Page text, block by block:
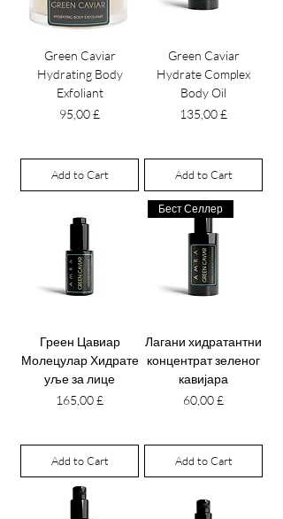
Green Caviar
Hydrating Body
Exfoliant
Price
95,00 £
Add to Cart
Green Caviar
Hydrate Complex
Body Oil
Price
135,00 £
Add to Cart
Греен Цавиар
Молецулар Хидрате
уље за лице
Price
165,00 £
Add to Cart
Бест Селлер
Лагани хидратантни
концентрат зеленог
кавијара
Price
60,00 £
Add to Cart